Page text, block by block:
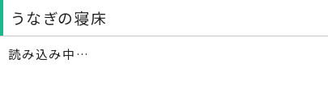
うなぎの寝床
読み込み中…